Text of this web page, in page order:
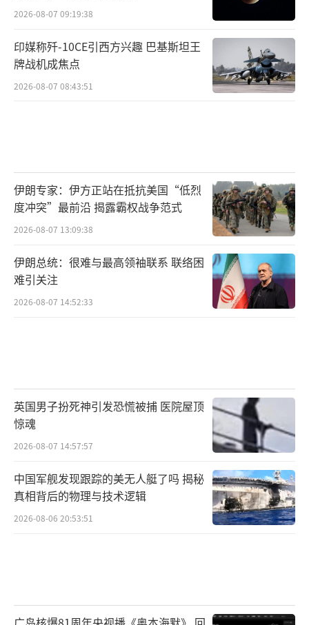
2026-08-07 09:19:38
印媒称歼-10CE引西方兴趣 巴基斯坦王
牌战机成焦点
2026-08-07 08:43:51
伊朗专家：伊方正站在抵抗美国“低烈
度冲突”最前沿 揭露霸权战争范式
2026-08-07 13:09:38
伊朗总统：很难与最高领袖联系 联络困
难引关注
2026-08-07 14:52:33
英国男子扮死神引发恐慌被捕 医院屋顶
惊魂
2026-08-07 14:57:57
中国军舰发现跟踪的美无人艇了吗 揭秘
真相背后的物理与技术逻辑
2026-08-06 20:53:51